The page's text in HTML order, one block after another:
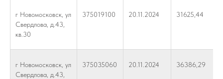
г Новомосковск, ул
Свердлова, д.43,
кв.30
375019100 20.11.2024 31625,44
г Новомосковск, ул
Свердлова, д.43,
375035060 20.11.2024 36386,29